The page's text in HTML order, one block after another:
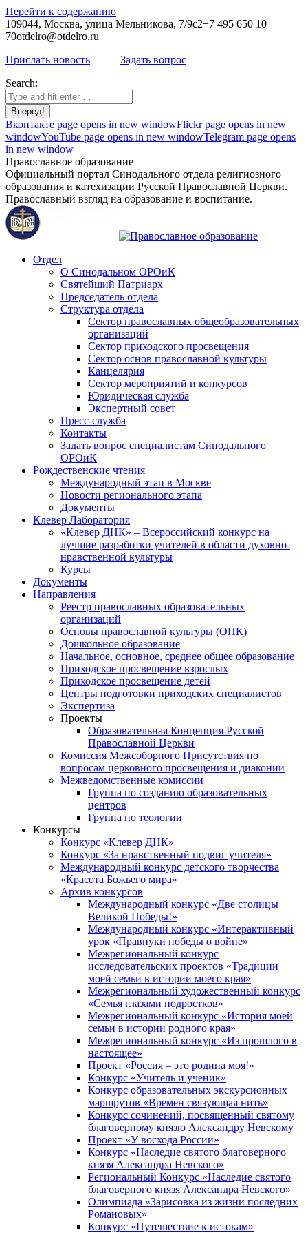
Перейти к содержанию
109044, Москва, улица Мельникова, 7/9с2+7 495 650 10
70otdelro@otdelro.ru
Прислать новость
Задать вопрос
Search:
Вконтакте page opens in new windowFlickr page opens in new
windowYouTube page opens in new windowTelegram page opens
in new window
Православное образование
Официальный портал Синодального отдела религиозного
образования и катехизации Русской Православной Церкви.
Православный взгляд на образование и воспитание.
Отдел
О Синодальном ОРОиК
Святейший Патриарх
Председатель отдела
Структура отдела
Сектор православных общеобразовательных
организаций
Сектор приходского просвещения
Сектор основ православной культуры
Канцелярия
Сектор мероприятий и конкурсов
Юридическая служба
Экспертный совет
Пресс-служба
Контакты
Задать вопрос специалистам Синодального
ОРОиК
Рождественские чтения
Международный этап в Москве
Новости регионального этапа
Документы
Клевер Лаборатория
«Клевер ДНК» – Всероссийский конкурс на
лучшие разработки учителей в области духовно-
нравственной культуры
Курсы
Документы
Направления
Реестр православных образовательных
организаций
Основы православной культуры (ОПК)
Дошкольное образование
Начальное, основное, среднее общее образование
Приходское просвещение взрослых
Приходское просвещение детей
Центры подготовки приходских специалистов
Экспертиза
Проекты
Образовательная Концепция Русской
Православной Церкви
Комиссия Межсоборного Присутствия по
вопросам церковного просвещения и диаконии
Межведомственные комиссии
Группа по созданию образовательных
центров
Группа по теологии
Конкурсы
Конкурс «Клевер ДНК»
Конкурс «За нравственный подвиг учителя»
Международный конкурс детского творчества
«Красота Божьего мира»
Архив конкурсов
Международный конкурс «Две столицы
Великой Победы!»
Международный конкурс «Интерактивный
урок «Правнуки победы о войне»
Межрегиональный конкурс
исследовательских проектов «Традиции
моей семьи в истории моего края»
Межрегиональный художественный конкурс
«Семья глазами подростков»
Межрегиональный конкурс «История моей
семьи в истории родного края»
Межрегиональный конкурс «Из прошлого в
настоящее»
Проект «Россия – это родина моя!»
Конкурс «Учитель и ученик»
Конкурс образовательных экскурсионных
маршрутов «Времен связующая нить»
Конкурс сочинений, посвященный святому
благоверному князю Александру Невскому
Проект «У восхода России»
Конкурс «Наследие святого благоверного
князя Александра Невского»
Региональный Конкурс «Наследие святого
благоверного князя Александра Невского»
Олимпиада «Зарисовка из жизни последних
Романовых»
Конкурс «Путешествие к истокам»